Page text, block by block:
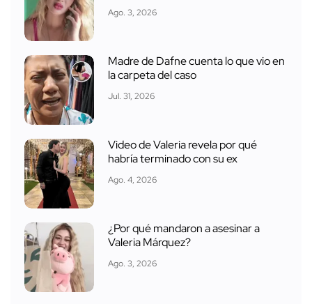
Ago. 3, 2026
Madre de Dafne cuenta lo que vio en
la carpeta del caso
Jul. 31, 2026
Video de Valeria revela por qué
habría terminado con su ex
Ago. 4, 2026
¿Por qué mandaron a asesinar a
Valeria Márquez?
Ago. 3, 2026